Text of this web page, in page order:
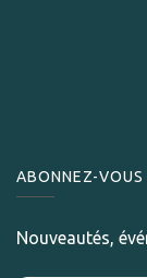
ABONNEZ-
Nouveautés,